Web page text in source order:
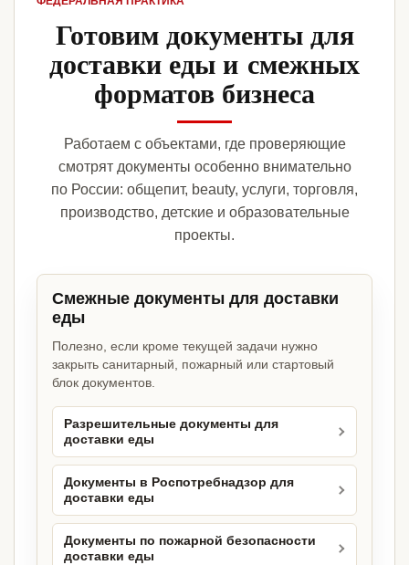
Готовим документы для
доставки еды и смежных
форматов бизнеса
Работаем с объектами, где проверяющие
смотрят документы особенно внимательно
по России: общепит, beauty, услуги, торговля,
производство, детские и образовательные
проекты.
Смежные документы для доставки
еды
Полезно, если кроме текущей задачи нужно
закрыть санитарный, пожарный или стартовый
блок документов.
Разрешительные документы для
доставки еды
Документы в Роспотребнадзор для
доставки еды
Документы по пожарной безопасности
доставки еды